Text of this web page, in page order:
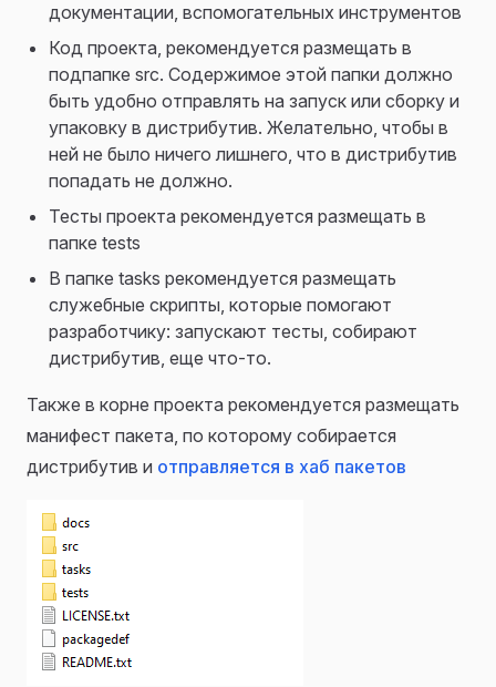
документации, вспомогательных инструментов
Код проекта, рекомендуется размещать в
подпапке src. Содержимое этой папки должно
быть удобно отправлять на запуск или сборку и
упаковку в дистрибутив. Желательно, чтобы в
ней не было ничего лишнего, что в дистрибутив
попадать не должно.
Тесты проекта рекомендуется размещать в
папке tests
В папке tasks рекомендуется размещать
служебные скрипты, которые помогают
разработчику: запускают тесты, собирают
дистрибутив, еще что-то.
Также в корне проекта рекомендуется размещать
манифест пакета, по которому собирается
дистрибутив и отправляется в хаб пакетов